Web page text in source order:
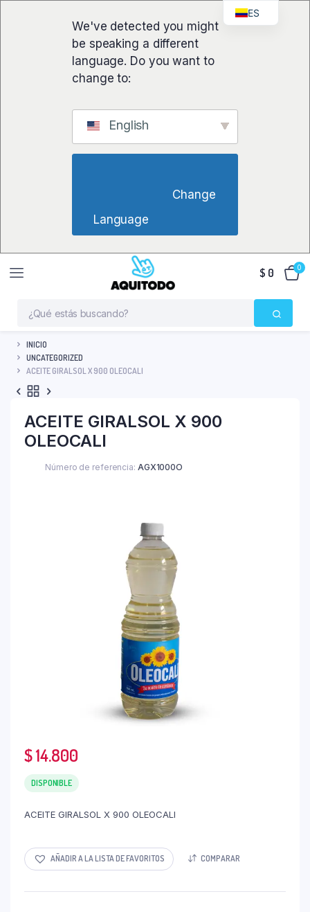
We've detected you might
be speaking a different
language. Do you want to
change to:
English
Language
$ 0 0
INICIO
UNCATEGORIZED
ACEITE GIRALSOL X 900 OLEOCALI
ACEITE GIRALSOL X 900
OLEOCALI
Número de referencia: AGX1000O
$14.800
DISPONIBLE
ACEITE GIRALSOL X 900 OLEOCALI
AÑADIR A LA LISTA DE FAVORITOS COMPARAR
ES